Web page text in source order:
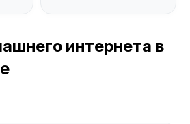
интернета в